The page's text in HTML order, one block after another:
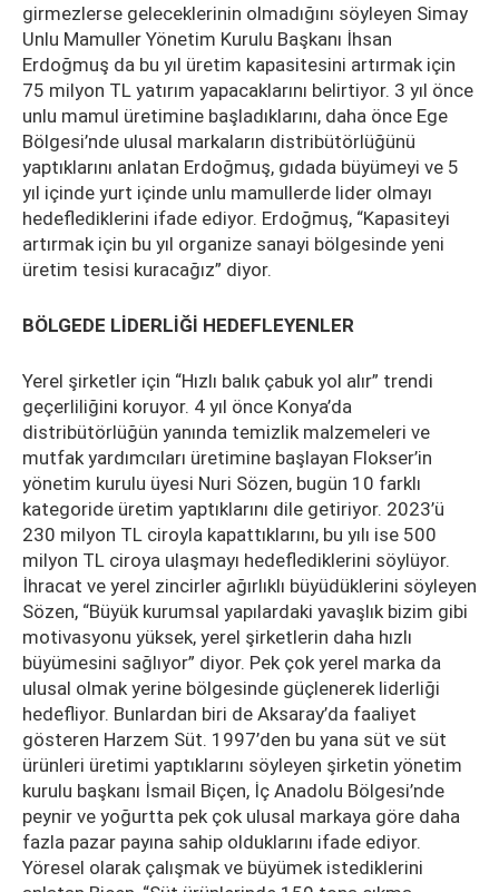
girmezlerse geleceklerinin olmadığını söyleyen Simay
Unlu Mamuller Yönetim Kurulu Başkanı İhsan
Erdoğmuş da bu yıl üretim kapasitesini artırmak için
75 milyon TL yatırım yapacaklarını belirtiyor. 3 yıl önce
unlu mamul üretimine başladıklarını, daha önce Ege
Bölgesi’nde ulusal markaların distribütörlüğünü
yaptıklarını anlatan Erdoğmuş, gıdada büyümeyi ve 5
yıl içinde yurt içinde unlu mamullerde lider olmayı
hedeflediklerini ifade ediyor. Erdoğmuş, “Kapasiteyi
artırmak için bu yıl organize sanayi bölgesinde yeni
üretim tesisi kuracağız” diyor.
BÖLGEDE LİDERLİĞİ HEDEFLEYENLER
Yerel şirketler için “Hızlı balık çabuk yol alır” trendi
geçerliliğini koruyor. 4 yıl önce Konya’da
distribütörlüğün yanında temizlik malzemeleri ve
mutfak yardımcıları üretimine başlayan Flokser’in
yönetim kurulu üyesi Nuri Sözen, bugün 10 farklı
kategoride üretim yaptıklarını dile getiriyor. 2023’ü
230 milyon TL ciroyla kapattıklarını, bu yılı ise 500
milyon TL ciroya ulaşmayı hedeflediklerini söylüyor.
İhracat ve yerel zincirler ağırlıklı büyüdüklerini söyleyen
Sözen, “Büyük kurumsal yapılardaki yavaşlık bizim gibi
motivasyonu yüksek, yerel şirketlerin daha hızlı
büyümesini sağlıyor” diyor. Pek çok yerel marka da
ulusal olmak yerine bölgesinde güçlenerek liderliği
hedefliyor. Bunlardan biri de Aksaray’da faaliyet
gösteren Harzem Süt. 1997’den bu yana süt ve süt
ürünleri üretimi yaptıklarını söyleyen şirketin yönetim
kurulu başkanı İsmail Biçen, İç Anadolu Bölgesi’nde
peynir ve yoğurtta pek çok ulusal markaya göre daha
fazla pazar payına sahip olduklarını ifade ediyor.
Yöresel olarak çalışmak ve büyümek istediklerini